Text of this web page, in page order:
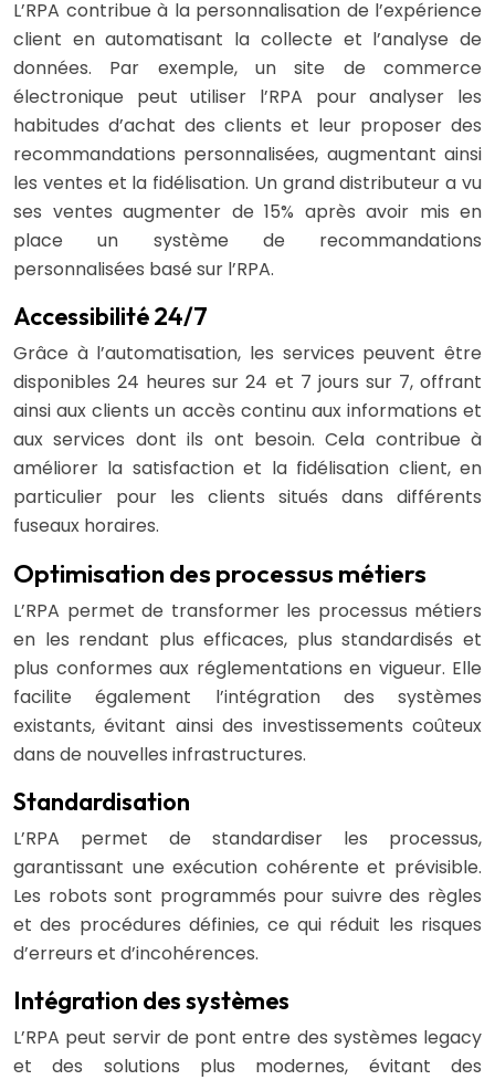
L’RPA contribue à la personnalisation de l’expérience
client en automatisant la collecte et l’analyse de
données. Par exemple, un site de commerce
électronique peut utiliser l’RPA pour analyser les
habitudes d’achat des clients et leur proposer des
recommandations personnalisées, augmentant ainsi
les ventes et la fidélisation. Un grand distributeur a vu
ses ventes augmenter de 15% après avoir mis en
place un système de recommandations
personnalisées basé sur l’RPA.
Accessibilité 24/7
Grâce à l’automatisation, les services peuvent être
disponibles 24 heures sur 24 et 7 jours sur 7, offrant
ainsi aux clients un accès continu aux informations et
aux services dont ils ont besoin. Cela contribue à
améliorer la satisfaction et la fidélisation client, en
particulier pour les clients situés dans différents
fuseaux horaires.
Optimisation des processus métiers
L’RPA permet de transformer les processus métiers
en les rendant plus efficaces, plus standardisés et
plus conformes aux réglementations en vigueur. Elle
facilite également l’intégration des systèmes
existants, évitant ainsi des investissements coûteux
dans de nouvelles infrastructures.
Standardisation
L’RPA permet de standardiser les processus,
garantissant une exécution cohérente et prévisible.
Les robots sont programmés pour suivre des règles
et des procédures définies, ce qui réduit les risques
d’erreurs et d’incohérences.
Intégration des systèmes
L’RPA peut servir de pont entre des systèmes legacy
et des solutions plus modernes, évitant des